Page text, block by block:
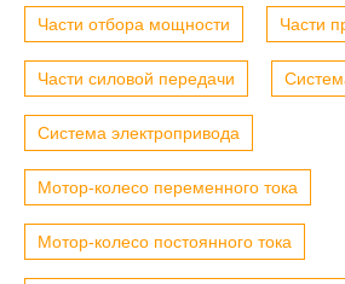
Части отбора мощности Части
Части силовой передачи
Система электропривода
Мотор-колесо переменного тока
Мотор-колесо постоянного тока